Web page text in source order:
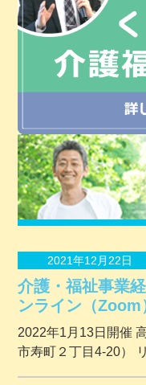
2021年12月22日
介護・福祉事業
ンライン（Zoom
2022年1月13日開催
市寿町２丁⽬4-20）